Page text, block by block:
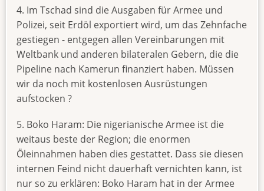
4. Im Tschad sind die Ausgaben für Armee und
Polizei, seit Erdöl exportiert wird, um das Zehnfache
gestiegen - entgegen allen Vereinbarungen mit
Weltbank und anderen bilateralen Gebern, die die
Pipeline nach Kamerun finanziert haben. Müssen
wir da noch mit kostenlosen Ausrüstungen
aufstocken ?
5. Boko Haram: Die nigerianische Armee ist die
weitaus beste der Region; die enormen
Öleinnahmen haben dies gestattet. Dass sie diesen
internen Feind nicht dauerhaft vernichten kann, ist
nur so zu erklären: Boko Haram hat in der Armee